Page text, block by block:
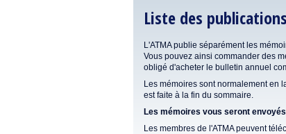
Liste des
L'ATMA publie séparément les
Vous pouvez ainsi commander des
obligé d'acheter le bulletin annuel
Les mémoires sont normalement en
est faite à la fin du sommaire.
Les mémoires vous seront
Les membres de l'ATMA peuvent